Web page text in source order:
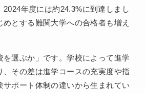
2024年度には約24.3%に到達しまし
とする難関大学への合格者も増え
を選ぶか」です。学校によって進学
、その差は進学コースの充実度や指
サポート体制の違いから生まれてい